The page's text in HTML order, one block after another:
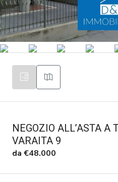
NEGOZIO ALL’ASTA A
VARAITA 9
da €48.000